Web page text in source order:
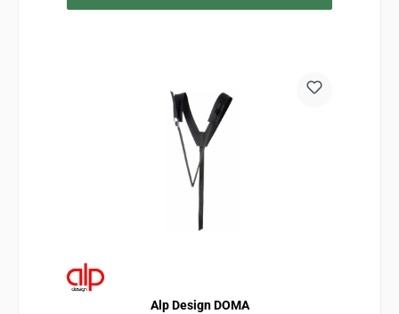
Alp Design DOMA